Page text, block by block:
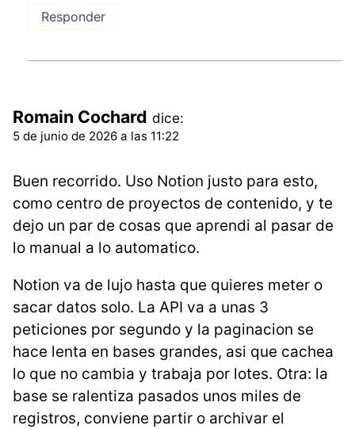
Responder
Romain Cochard dice:
5 de junio de 2026 a las 11:22
Buen recorrido. Uso Notion justo para esto,
como centro de proyectos de contenido, y te
dejo un par de cosas que aprendi al pasar de
lo manual a lo automatico.
Notion va de lujo hasta que quieres meter o
sacar datos solo. La API va a unas 3
peticiones por segundo y la paginacion se
hace lenta en bases grandes, asi que cachea
lo que no cambia y trabaja por lotes. Otra: la
base se ralentiza pasados unos miles de
registros, conviene partir o archivar el